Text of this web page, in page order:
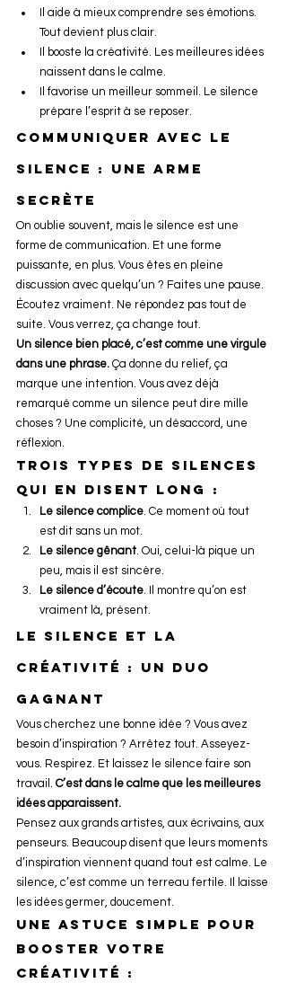
Il aide à mieux comprendre ses émotions.
Tout devient plus clair.
Il booste la créativité. Les meilleures idées
naissent dans le calme.
Il favorise un meilleur sommeil. Le silence
prépare l’esprit à se reposer.
Communiquer avec le
silence : une arme
secrète
On oublie souvent, mais le silence est une
forme de communication. Et une forme
puissante, en plus. Vous êtes en pleine
discussion avec quelqu’un ? Faites une pause.
Écoutez vraiment. Ne répondez pas tout de
suite. Vous verrez, ça change tout.
Un silence bien placé, c’est comme une virgule
dans une phrase. Ça donne du relief, ça
marque une intention. Vous avez déjà
remarqué comme un silence peut dire mille
choses ? Une complicité, un désaccord, une
réflexion.
Trois types de silences
qui en disent long :
Le silence complice . Ce moment où tout
est dit sans un mot.
Le silence gênant . Oui, celui-là pique un
peu, mais il est sincère.
Le silence d’écoute . Il montre qu’on est
vraiment là, présent.
Le silence et la
créativité : un duo
gagnant
Vous cherchez une bonne idée ? Vous avez
besoin d’inspiration ? Arrêtez tout. Asseyez-
vous. Respirez. Et laissez le silence faire son
travail. C’est dans le calme que les meilleures
idées apparaissent.
Pensez aux grands artistes, aux écrivains, aux
penseurs. Beaucoup disent que leurs moments
d’inspiration viennent quand tout est calme. Le
silence, c’est comme un terreau fertile. Il laisse
les idées germer, doucement.
Une astuce simple pour
booster votre
créativité :